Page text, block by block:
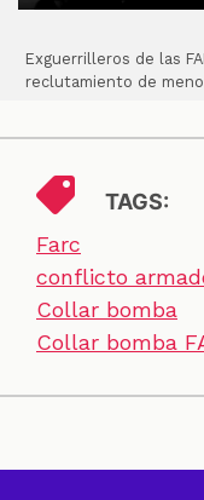
Exguerrilleros de las
reclutamiento de
TAGS:
Farc
conflicto
Collar bomba
Collar bomba